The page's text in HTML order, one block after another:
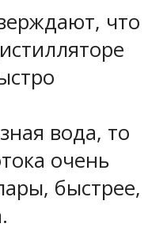
что
вода, то
очень
быстрее,